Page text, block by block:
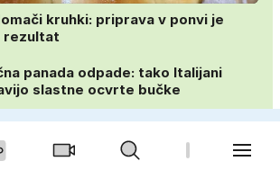
kruhki: priprava v ponvi je
rezultat
panada odpade: tako Italijani
slastne ocvrte bučke
zaključek nedeljskega kosila: 8
brez peke, ki se jih vsi veselijo